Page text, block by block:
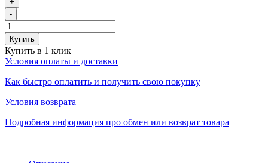
-
Купить
Купить в 1 клик
Условия оплаты и доставки
Как быстро оплатить и получить свою покупку
Условия возврата
Подробная информация про обмен или возврат товара